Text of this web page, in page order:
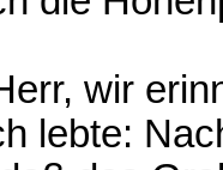
wir
lebte: